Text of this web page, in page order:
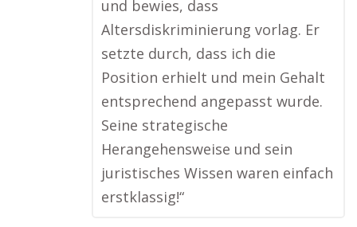
und bewies, dass
Altersdiskriminierung vorlag. Er
setzte durch, dass ich die
Position erhielt und mein Gehalt
entsprechend angepasst wurde.
Seine strategische
Herangehensweise und sein
juristisches Wissen waren einfach
erstklassig!“